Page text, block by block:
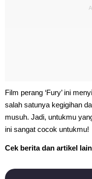
Film perang ‘Fury’ ini
salah satunya kegigihan
musuh. Jadi, untukmu
ini sangat cocok untukmu!
Cek berita dan artikel